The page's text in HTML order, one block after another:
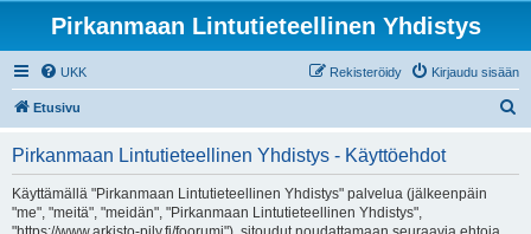
Pirkanmaan Lintutieteellinen Yhdistys
UKK Kirjaudu sisään
Rekisteröidy
Etusivu
Pirkanmaan Lintutieteellinen Yhdistys - Käyttöehdot
Käyttämällä "Pirkanmaan Lintutieteellinen Yhdistys" palvelua (jälkeenpäin
"me", "meitä", "meidän", "Pirkanmaan Lintutieteellinen Yhdistys",